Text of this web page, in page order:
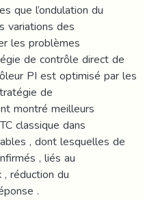
que l’ondulation du
variations des
les problèmes
de contrôle direct de
PI est optimisé par les
de
montré meilleurs
classique dans
, dont lesquelles de
, liés au
réduction du
.